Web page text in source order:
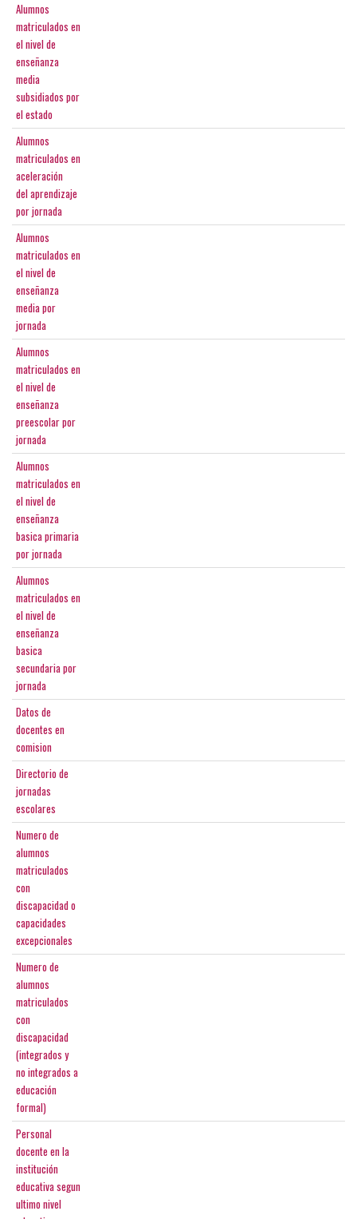
Alumnos
matriculados en
el nivel de
enseñanza
media
subsidiados por
el estado
Alumnos
matriculados en
aceleración
del aprendizaje
por jornada
Alumnos
matriculados en
el nivel de
enseñanza
media por
jornada
Alumnos
matriculados en
el nivel de
enseñanza
preescolar por
jornada
Alumnos
matriculados en
el nivel de
enseñanza
basica primaria
por jornada
Alumnos
matriculados en
el nivel de
enseñanza
basica
secundaria por
jornada
Datos de
docentes en
comision
Directorio de
jornadas
escolares
Numero de
alumnos
matriculados
con
discapacidad o
capacidades
excepcionales
Numero de
alumnos
matriculados
con
discapacidad
(integrados y
no integrados a
educación
formal)
Personal
docente en la
institución
educativa segun
ultimo nivel